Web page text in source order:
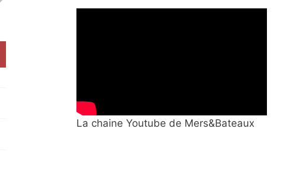
La chaine Youtube de Mers&Bateaux